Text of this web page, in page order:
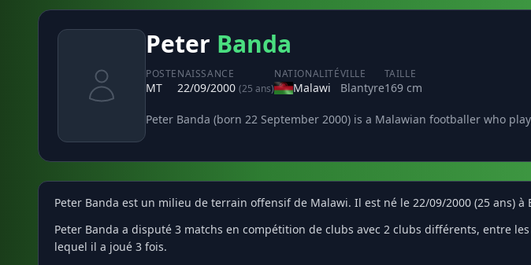
Peter Banda
POSTE
MT
NAISSANCE
22/09/2000 (25 ans)
NATIONALITÉ
Malawi
VILLE
Blantyre
TAILLE
169 cm
Peter Banda (born 22 September 2000) is a Malawian footballer who
Peter Banda est un milieu de terrain offensif de Malawi. Il est né le 22/09/2000 (25 ans)
Peter Banda a disputé 3 matchs en compétition de clubs avec 2 clubs différents, entre
lequel il a joué 3 fois.